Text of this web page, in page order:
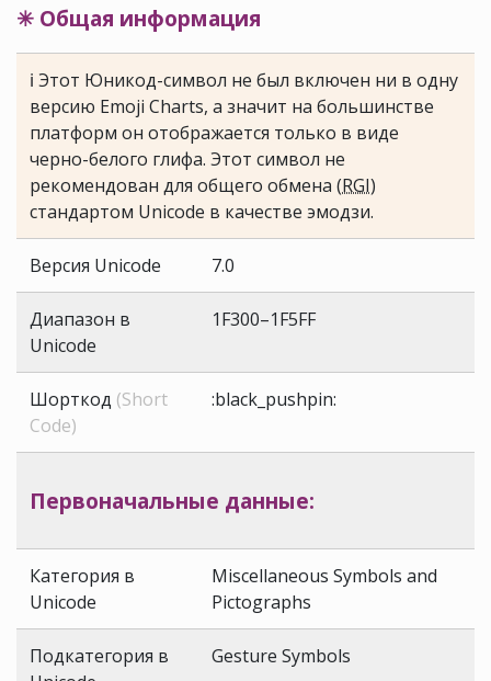
✳ Общая информация
ℹ Этот Юникод-символ не был включен ни в одну
версию Emoji Charts, а значит на большинстве
платформ он отображается только в виде
черно-белого глифа. Этот символ не
рекомендован для общего обмена (RGI)
стандартом Unicode в качестве эмодзи.
Версия Unicode 7.0
Диапазон в
Unicode
1F300–1F5FF
Шорткод (Short
Code)
:black_pushpin:
Первоначальные данные:
Категория в
Unicode
Miscellaneous Symbols and
Pictographs
Подкатегория в
Gesture Symbols